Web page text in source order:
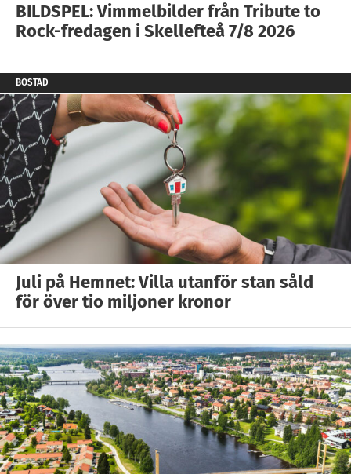
BILDSPEL: Vimmelbilder från Tribute to
Rock-fredagen i Skellefteå 7/8 2026
BOSTAD
Juli på Hemnet: Villa utanför stan såld
för över tio miljoner kronor